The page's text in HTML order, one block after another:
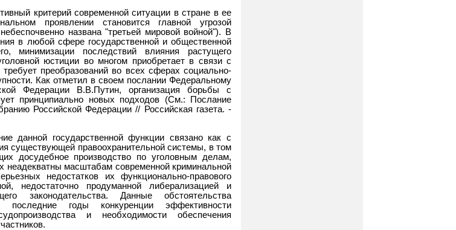
критерий современной ситуации в стране в ее
проявлении становится главной угрозой
названа "третьей мировой войной"). В
в любой сфере государственной и общественной
минимизации последствий влияния растущего
юстиции во многом приобретает в связи с
преобразований во всех сферах социально-
Как отметил в своем послании Федеральному
Федерации В.В.Путин, организация борьбы с
принципиально новых подходов (См.: Послание
Российской Федерации // Российская газета. -
данной государственной функции связано как с
существующей правоохранительной системы, в том
досудебное производство по уголовным делам,
неадекватны масштабам современной криминальной
недостатков их функционально-правового
недостаточно продуманной либерализацией и
законодательства. Данные обстоятельства
последние годы конкуренции эффективности
и необходимости обеспечения